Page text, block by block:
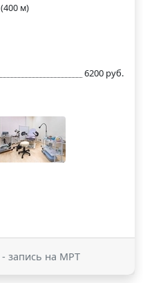
(400 м)
6200 руб.
- запись на МРТ